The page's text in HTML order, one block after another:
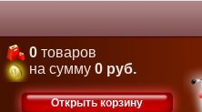
0 товаров
на сумму 0 руб.
Открыть корзину